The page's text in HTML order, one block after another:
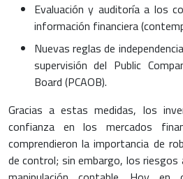
Evaluación y auditoría a los
información financiera
Nuevas reglas de
supervisión del Public
Board (PCAOB).
Gracias a estas medidas, los
confianza en los mercados
comprendieron la importancia de
de control; sin embargo, los